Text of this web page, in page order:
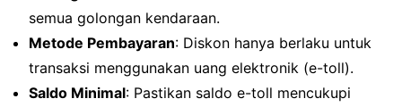
semua golongan kendaraan.
Metode Pembayaran: Diskon hanya berlaku untuk
transaksi menggunakan uang elektronik (e-toll).
Saldo Minimal: Pastikan saldo e-toll mencukupi